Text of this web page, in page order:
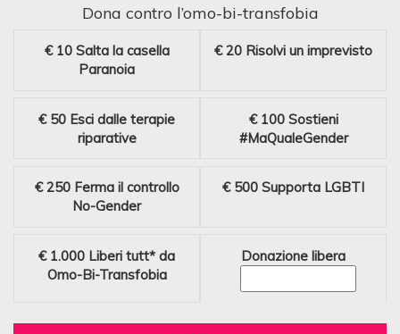
Dona contro l’omo-bi-transfobia
€ 10 Salta la casella
Paranoia
€ 20 Risolvi un imprevisto
€ 50 Esci dalle terapie
riparative
€ 100 Sostieni
#MaQualeGender
€ 250 Ferma il controllo
No-Gender
€ 500 Supporta LGBTI
€ 1.000 Liberi tutt* da
Omo-Bi-Transfobia
Donazione libera